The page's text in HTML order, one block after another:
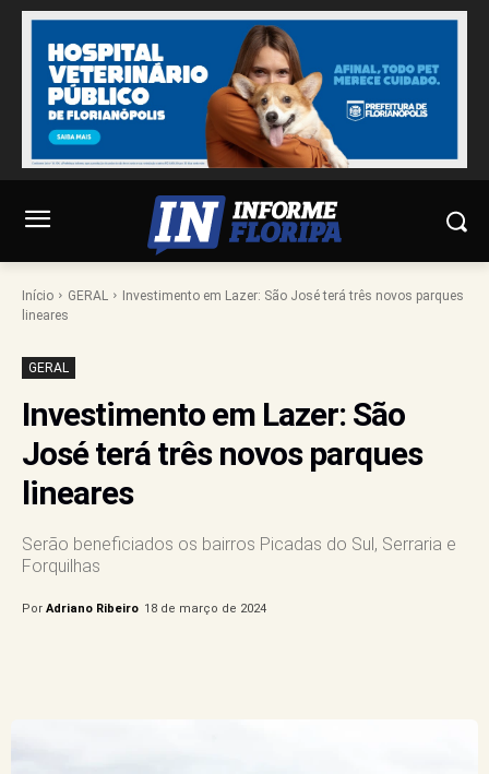
Início GERAL
Investimento em Lazer: São José terá três novos parques
lineares
GERAL
Investimento em Lazer: São
José terá três novos parques
lineares
Serão beneficiados os bairros Picadas do Sul, Serraria e
Forquilhas
Por Adriano Ribeiro 18 de março de 2024